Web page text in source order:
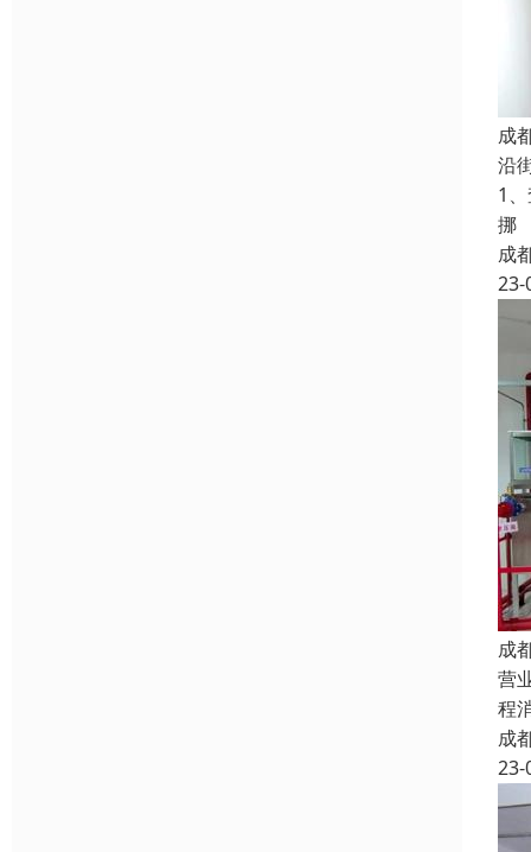
成
沿
1
挪
成
23-
成
营
程
成
23-